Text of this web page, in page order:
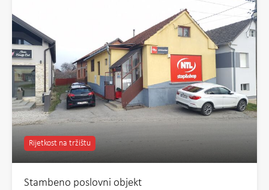
Rijetkost na tržištu
Stambeno poslovni objekt